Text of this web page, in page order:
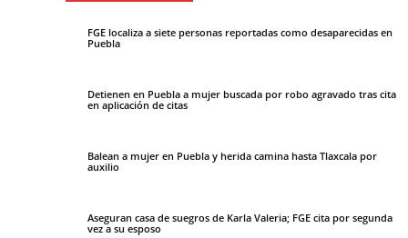
FGE localiza a siete personas reportadas como desaparecidas en
Puebla
Detienen en Puebla a mujer buscada por robo agravado tras cita
en aplicación de citas
Balean a mujer en Puebla y herida camina hasta Tlaxcala por
auxilio
Aseguran casa de suegros de Karla Valeria; FGE cita por segunda
vez a su esposo